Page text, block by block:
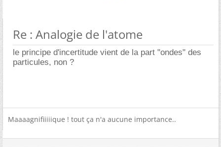
Re : Analogie de l'atome
le principe d'incertitude vient de la part "ondes" des
particules, non ?
Maaaagnifiiiiique ! tout ça n'a aucune importance..